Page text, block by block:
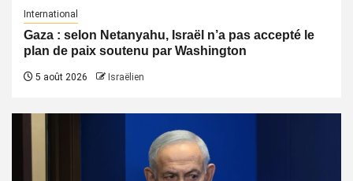
International
Gaza : selon Netanyahu, Israël n’a pas accepté le
plan de paix soutenu par Washington
5 août 2026 Israëlien